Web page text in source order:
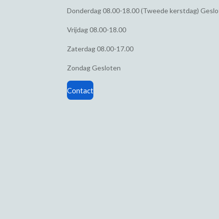
Donderdag08.00-18.00 (Tweede kerstdag)
Vrijdag08.00-18.00
Zaterdag08.00-17.00
ZondagGesloten
Contact